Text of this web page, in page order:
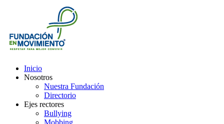
Inicio
Nosotros
Nuestra Fundación
Directorio
Ejes rectores
Bullying
Mobbing